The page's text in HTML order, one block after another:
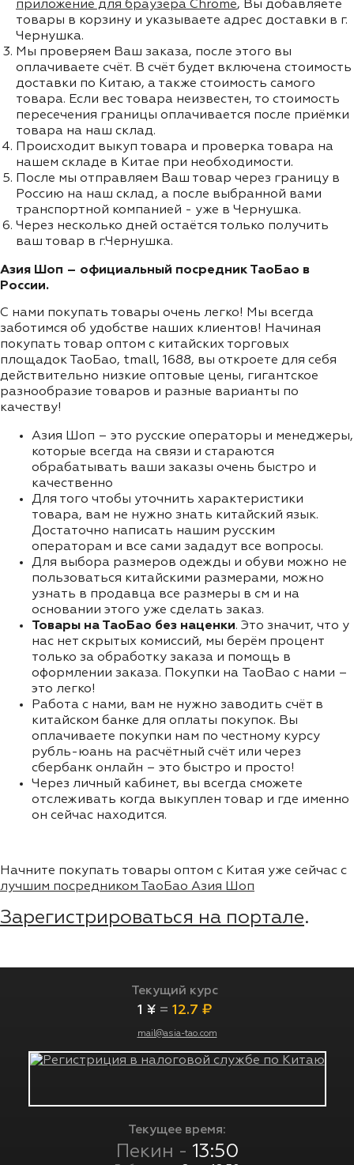
приложение для браузера Chrome, Вы добавляете
товары в корзину и указываете адрес доставки в г.
Чернушка.
Мы проверяем Ваш заказа, после этого вы
оплачиваете счёт. В счёт будет включена стоимость
доставки по Китаю, а также стоимость самого
товара. Если вес товара неизвестен, то стоимость
пересечения границы оплачивается после приёмки
товара на наш склад.
Происходит выкуп товара и проверка товара на
нашем складе в Китае при необходимости.
После мы отправляем Ваш товар через границу в
Россию на наш склад, а после выбранной вами
транспортной компанией - уже в Чернушка.
Через несколько дней остаётся только получить
ваш товар в г.Чернушка.
Азия Шоп – официальный посредник ТаоБао в
России.
С нами покупать товары очень легко! Мы всегда
заботимся об удобстве наших клиентов! Начиная
покупать товар оптом с китайских торговых
площадок ТаоБао, tmall, 1688, вы откроете для себя
действительно низкие оптовые цены, гигантское
разнообразие товаров и разные варианты по
качеству!
Азия Шоп – это русские операторы и менеджеры,
которые всегда на связи и стараются
обрабатывать ваши заказы очень быстро и
качественно
Для того чтобы уточнить характеристики
товара, вам не нужно знать китайский язык.
Достаточно написать нашим русским
операторам и все сами зададут все вопросы.
Для выбора размеров одежды и обуви можно не
пользоваться китайскими размерами, можно
узнать в продавца все размеры в см и на
основании этого уже сделать заказ.
Товары на ТаоБао без наценки. Это значит, что у
нас нет скрытых комиссий, мы берём процент
только за обработку заказа и помощь в
оформлении заказа. Покупки на TaoBao с нами –
это легко!
Работа с нами, вам не нужно заводить счёт в
китайском банке для оплаты покупок. Вы
оплачиваете покупки нам по честному курсу
рубль-юань на расчётный счёт или через
сбербанк онлайн – это быстро и просто!
Через личный кабинет, вы всегда сможете
отслеживать когда выкуплен товар и где именно
он сейчас находится.
Начните покупать товары оптом с Китая уже сейчас с
лучшим посредником ТаоБао Азия Шоп
Зарегистрироваться на портале.
Текущий курс
1 ¥ = 12.7 ₽
mail@asia-tao.com
Текущее время:
Пекин - 13:50